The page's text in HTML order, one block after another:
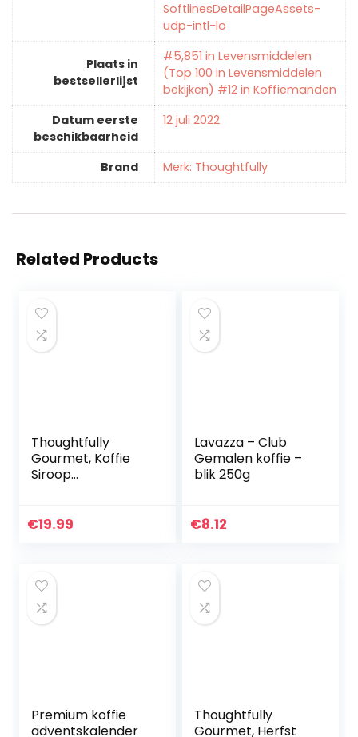
SoftlinesDetailPageAssets-
udp-intl-lo
Plaats in
bestsellerlijst
#5,851 in Levensmiddelen
(Top 100 in Levensmiddelen
bekijken) #12 in Koffiemanden
Datum eerste
beschikbaarheid
12 juli 2022
Brand Merk: Thoughtfully
Related Products
Thoughtfully
Gourmet, Koffie
Siroop
Hazelnoot,
€19.99
Lavazza – Club
Gemalen koffie –
blik 250g
€8.12
Premium koffie
adventskalender
Thoughtfully
Gourmet, Herfst